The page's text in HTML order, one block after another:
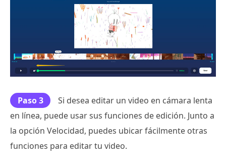
Paso 3
Si desea editar un video en cámara lenta
en línea, puede usar sus funciones de edición. Junto a
la opción Velocidad, puedes ubicar fácilmente otras
funciones para editar tu video.